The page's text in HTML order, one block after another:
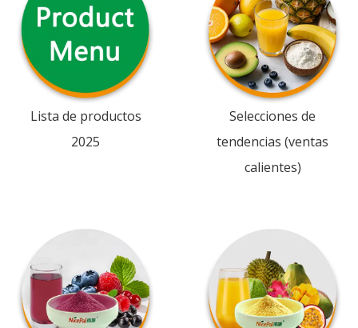
Lista de productos
2025
Selecciones de
tendencias (ventas
calientes)